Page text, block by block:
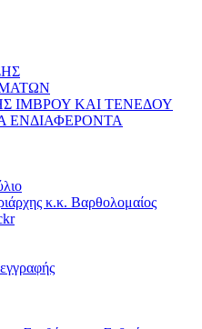
ΙΜΒΡΟΥ ΚΑΙ ΤΕΝΕΔΟΥ
ΕΝΔΙΑΦΕΡΟΝΤΑ
κ.κ. Βαρθολομαίος